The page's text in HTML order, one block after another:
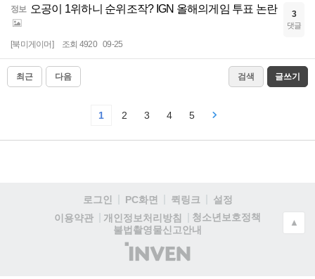
정보 오공이 1위하니 순위조작? IGN 올해의게임 투표 논란
[북미게이머] 조회 4920 09-25
3
댓글
최근 다음 검색 글쓰기
1 2 3 4 5
로그인 PC화면 퀵링크
설정
이용약관
개인정보처리방침
청소년보호정책
불법촬영물신고안내
(주)
인
▲